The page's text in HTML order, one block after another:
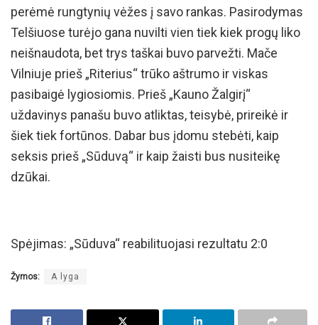
perėmė rungtynių vėžes į savo rankas. Pasirodymas
Telšiuose turėjo gana nuvilti vien tiek kiek progų liko
neišnaudota, bet trys taškai buvo parvežti. Mače
Vilniuje prieš „Riterius“ trūko aštrumo ir viskas
pasibaigė lygiosiomis. Prieš „Kauno Žalgirį“
uždavinys panašu buvo atliktas, teisybė, prireikė ir
šiek tiek fortūnos. Dabar bus įdomu stebėti, kaip
seksis prieš „Sūduvą“ ir kaip žaisti bus nusiteikę
dzūkai.
Spėjimas: „Sūduva“ reabilituojasi rezultatu 2:0
Žymos: A lyga